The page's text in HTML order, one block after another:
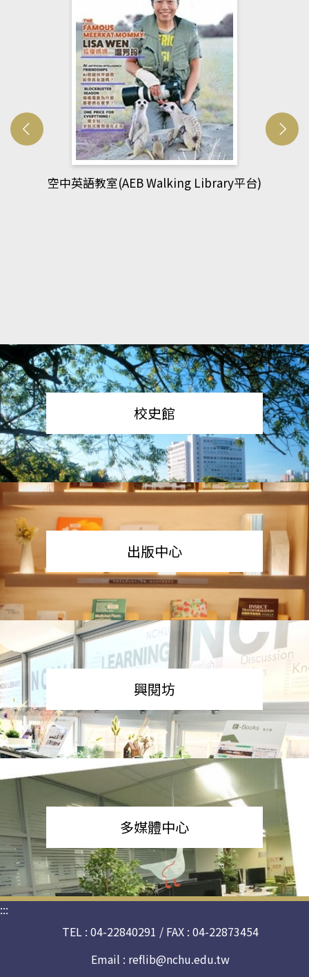
網管人(kono平台)
校史館
出版中心
興閱坊
多媒體中心
:::
TEL : 04-22840291 / FAX : 04-22873454
Email : reflib@nchu.edu.tw